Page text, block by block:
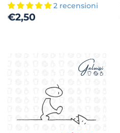
2 recensioni
Prezzo
€2,50